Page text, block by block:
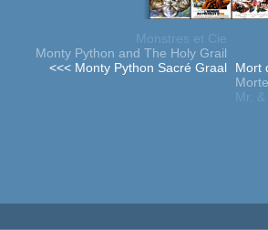
Monstres et Cie
Monty Python and The Holy Grail
<<< Monty Python Sacré Graal
Mort
Mr.